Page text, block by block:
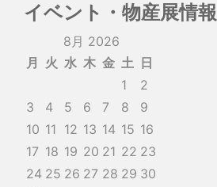
イベント・物産展情報
8月 2026
月
火 水 木 金 土 日
1
2
3
4 5 6 7 8
9
10 11 12 13 14 15 16
17 18 19 20 21 22 23
24 25 26 27 28 29 30